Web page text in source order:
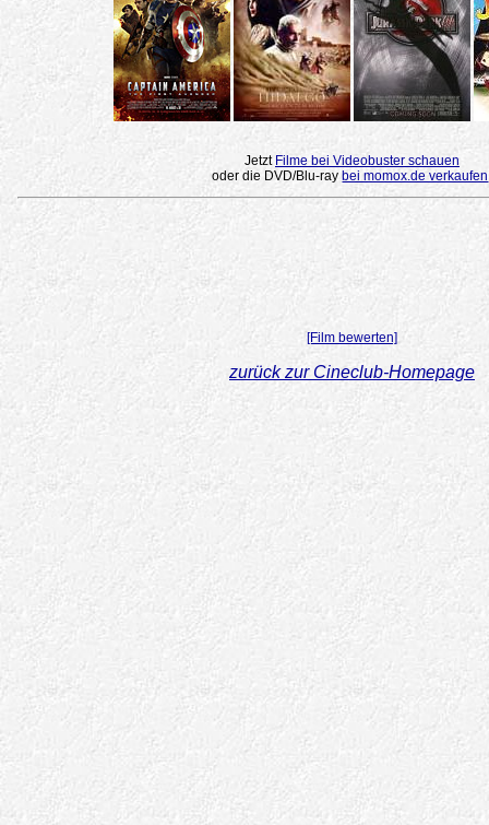
Jetzt Filme bei Videobuster schauen
oder die DVD/Blu-raybei momox.de verkaufen
[Film bewerten]
zurück zur Cineclub-Homepage